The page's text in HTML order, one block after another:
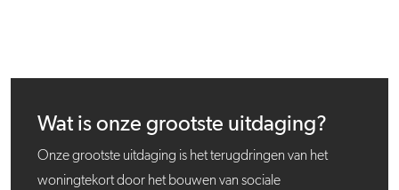
Wat is onze grootste uitdaging?
Onze grootste uitdaging is het terugdringen van het
woningtekort door het bouwen van sociale